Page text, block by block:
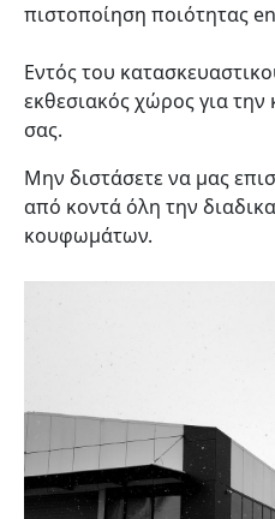
πιστοποίηση ποιότητας
Εντός του
εκθεσιακός χώρος για
σας.
Μην διστάσετε να μας
από κοντά όλη την
κουφωμάτων.